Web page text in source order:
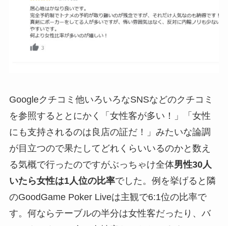
Googleクチコミ他いろいろなSNSなどのクチコミ
を参照するととにかく「女性客が多い！」「女性
にも支持されるのは良店の証だ！」みたいな論調
が目立つので果たしてどれくらいいるのかと数え
る気概で行ったのですがぶっちゃけ全体男性30人
いたら女性は1人位の比率でした。例を挙げると隣
のGoodGame Poker Liveは主観で6:1位の比率で
す。何ならテーブルの半分は女性客だったり、バ